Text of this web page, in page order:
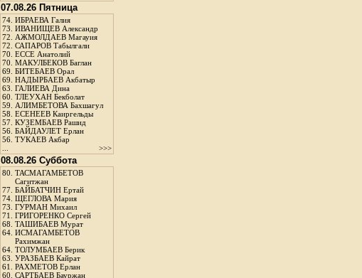
07.08.26 Пятница
74. ИБРАЕВА Галия
73. ИВАНИЩЕВ Александр
72. АЖМОЛДАЕВ Магауия
72. САПАРОВ Табылгали
70. ЕССЕ Анатолий
70. МАКУЛБЕКОВ Баглан
69. БИТЕБАЕВ Орал
69. НАДЫРБАЕВ Акбатыр
63. ГАЛИЕВА Дина
60. ТЛЕУХАН Бекболат
59. АЛИМБЕТОВА Бахшагул
58. ЕСЕНЕЕВ Каиргельды
57. КУЗЕМБАЕВ Рашид
56. БАЙДАУЛЕТ Ерлан
56. ТУКАЕВ Акбар
>>>
08.08.26 Суббота
80. ТАСМАГАМБЕТОВ
Сагитжан
77. БАЙБАТЧИН Ертай
74. ЩЕГЛОВА Мария
73. ГУРМАН Михаил
71. ГРИГОРЕНКО Сергей
68. ТАШИБАЕВ Мурат
64. ИСМАГАМБЕТОВ
Рахимжан
64. ТОЛУМБАЕВ Берик
63. УРАЗБАЕВ Кайрат
61. РАХМЕТОВ Ерлан
60. САРТБАЕВ Бауржан